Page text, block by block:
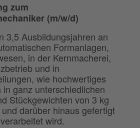
zum
(m/w/d)
3,5 Ausbildungsjahren an
Formanlagen,
in der Kernmacherei,
und in
wie hochwertiges
in ganz unterschiedlichen
Stückgewichten von 3 kg
darüber hinaus gefertigt
wird.